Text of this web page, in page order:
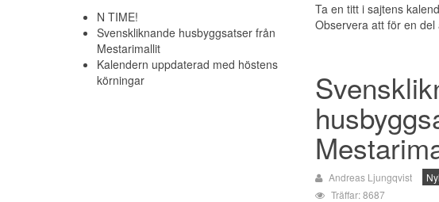
Ta en titt i sajtens
Observera att för en
Andreas Ljungqvist
Träffar: 8687
N TIME!
Svenskliknande husbyggsatser från
Mestarimallit
Kalendern uppdaterad med höstens
körningar